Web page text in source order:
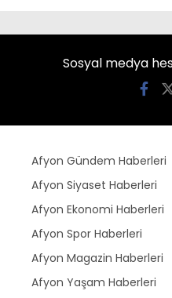
Sosyal medya
Afyon Gündem Haberleri
Afyon Siyaset Haberleri
Afyon Ekonomi Haberleri
Afyon Spor Haberleri
Afyon Magazin Haberleri
Afyon Yaşam Haberleri